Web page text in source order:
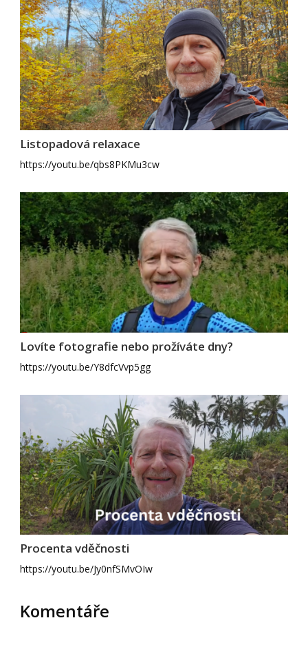
Listopadová relaxace
https://youtu.be/qbs8PKMu3cw
Lovíte fotografie nebo prožíváte dny?
https://youtu.be/Y8dfcVvp5gg
Procenta vděčnosti
https://youtu.be/Jy0nfSMvOIw
Komentáře